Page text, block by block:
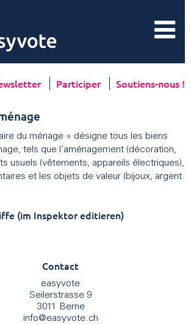
Participer Soutiens-nous !
du ménage » désigne tous les biens
tels que l’aménagement (décoration,
usuels (vêtements, appareils électriques),
et les objets de valeur (bijoux, argent
(im Inspektor editieren)
Contact
easyvote
Seilerstrasse 9
3011 Berne
info@easyvote.ch